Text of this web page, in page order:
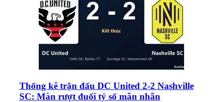
77 Kijima
Thống kê trận đấu DC United 2-2 Nashville
SC: Màn rượt đuổi tỷ số mãn nhãn